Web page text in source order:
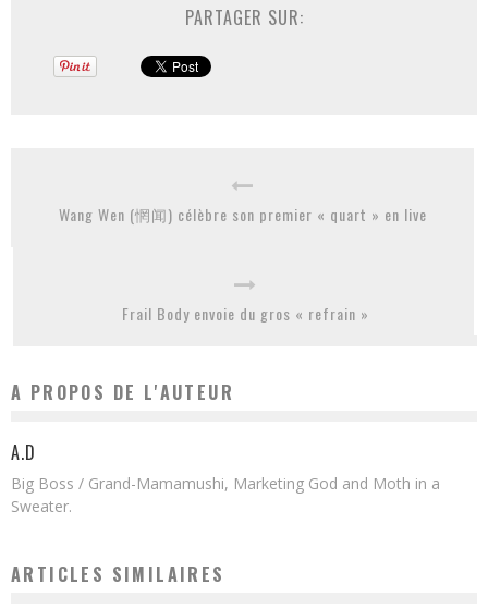
PARTAGER SUR:
Wang Wen (惘闻) célèbre son premier « quart » en live
Frail Body envoie du gros « refrain »
A PROPOS DE L'AUTEUR
A.D
Big Boss / Grand-Mamamushi, Marketing God and Moth in a
Sweater.
ARTICLES SIMILAIRES